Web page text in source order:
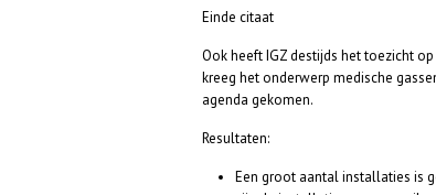
Einde citaat
Ook heeft IGZ destijds het toezicht
kreeg het onderwerp medische
agenda gekomen.
Resultaten:
Een groot aantal installaties is